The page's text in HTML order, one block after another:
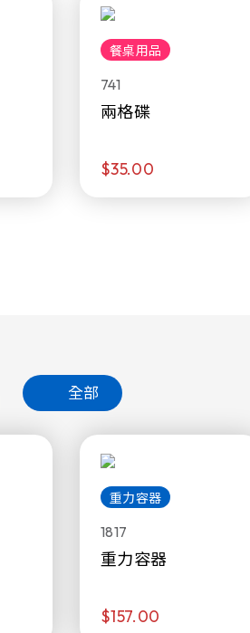
餐桌用品
741
兩格碟
$35.00
全部
重力容器
1817
重力容器
$157.00